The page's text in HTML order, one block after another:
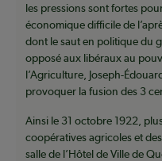
les pressions sont fortes
économique difficile de
dont le saut en politique du
opposé aux libéraux au
l’Agriculture, Joseph-
provoquer la fusion des 3
Ainsi le 31 octobre 1922,
coopératives agricoles et
salle de l’Hôtel de Ville de